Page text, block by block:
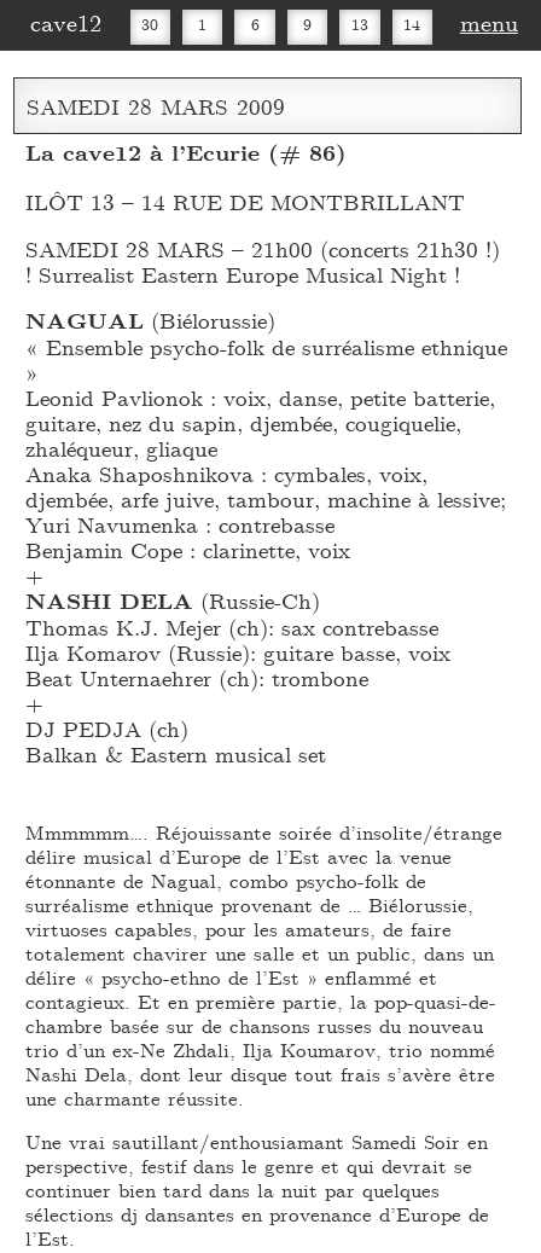
cave12 30 1 6 9 13 14
16 20 27 30
menu
SAMEDI 28 MARS 2009
La cave12 à l’Ecurie (# 86)
ILÔT 13 – 14 RUE DE MONTBRILLANT
SAMEDI 28 MARS – 21h00 (concerts 21h30 !)
! Surrealist Eastern Europe Musical Night !
NAGUAL (Biélorussie)
« Ensemble psycho-folk de surréalisme ethnique
»
Leonid Pavlionok : voix, danse, petite batterie,
guitare, nez du sapin, djembée, cougiquelie,
zhaléqueur, gliaque
Anaka Shaposhnikova : cymbales, voix,
djembée, arfe juive, tambour, machine à lessive;
Yuri Navumenka : contrebasse
Benjamin Cope : clarinette, voix
+
NASHI DELA (Russie-Ch)
Thomas K.J. Mejer (ch): sax contrebasse
Ilja Komarov (Russie): guitare basse, voix
Beat Unternaehrer (ch): trombone
+
DJ PEDJA (ch)
Balkan & Eastern musical set
Mmmmmm…. Réjouissante soirée d’insolite/étrange
délire musical d’Europe de l’Est avec la venue
étonnante de Nagual, combo psycho-folk de
surréalisme ethnique provenant de … Biélorussie,
virtuoses capables, pour les amateurs, de faire
totalement chavirer une salle et un public, dans un
délire « psycho-ethno de l’Est » enflammé et
contagieux. Et en première partie, la pop-quasi-de-
chambre basée sur de chansons russes du nouveau
trio d’un ex-Ne Zhdali, Ilja Koumarov, trio nommé
Nashi Dela, dont leur disque tout frais s’avère être
une charmante réussite.
Une vrai sautillant/enthousiamant Samedi Soir en
perspective, festif dans le genre et qui devrait se
continuer bien tard dans la nuit par quelques
sélections dj dansantes en provenance d’Europe de
l’Est.